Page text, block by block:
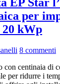
per
kWp
8 commenti
con centinaia di
per ridurre i